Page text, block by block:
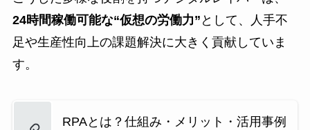
24時間稼働可能な“仮想の労働力” として、人手不
足や生産性向上の課題解決に大きく貢献していま
す。
RPAとは？仕組み・メリット・活用事例